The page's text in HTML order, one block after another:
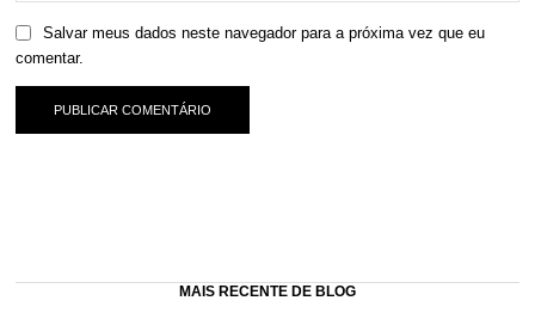
Salvar meus dados neste navegador para a próxima vez que eu
comentar.
MAIS RECENTE DE BLOG